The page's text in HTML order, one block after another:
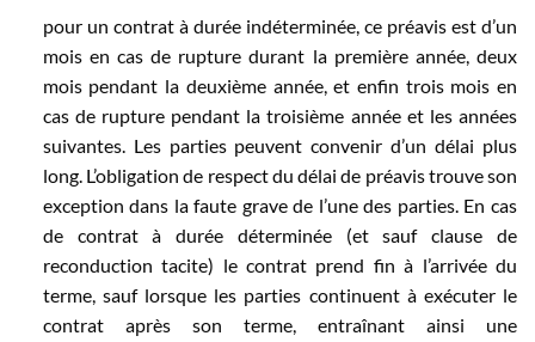
pour un contrat à durée indéterminée, ce préavis est d’un
mois en cas de rupture durant la première année, deux
mois pendant la deuxième année, et enfin trois mois en
cas de rupture pendant la troisième année et les années
suivantes. Les parties peuvent convenir d’un délai plus
long. L’obligation de respect du délai de préavis trouve son
exception dans la faute grave de l’une des parties. En cas
de contrat à durée déterminée (et sauf clause de
reconduction tacite) le contrat prend fin à l’arrivée du
terme, sauf lorsque les parties continuent à exécuter le
contrat après son terme, entraînant ainsi une